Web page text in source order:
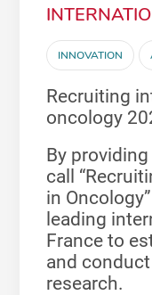
INNOVATION
Recruiting
oncology
By
call
in
leading
France to
and
research.